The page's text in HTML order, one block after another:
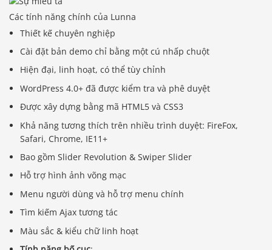
Các tính năng chính của Lunna
Thiết kế chuyên nghiệp
Cài đặt bản demo chỉ bằng một cú nhấp chuột
Hiện đại, linh hoạt, có thể tùy chỉnh
WordPress 4.0+ đã được kiểm tra và phê duyệt
Được xây dựng bằng mã HTML5 và CSS3
Khả năng tương thích trên nhiều trình duyệt: FireFox,
Safari, Chrome, IE11+
Bao gồm Slider Revolution & Swiper Slider
Hỗ trợ hình ảnh võng mạc
Menu người dùng và hỗ trợ menu chính
Tìm kiếm Ajax tương tác
Màu sắc & kiểu chữ linh hoạt